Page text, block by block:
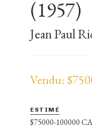
(1957)
Jean Paul
Vendu:
ESTIMÉ
$75000-100000